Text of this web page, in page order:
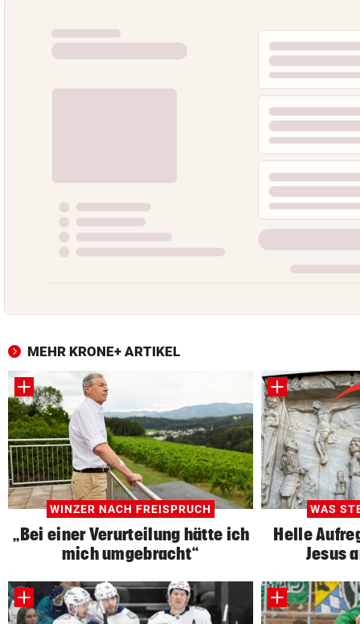
MEHR KRONE+ ARTIKEL
WINZER NACH FREISPRUCH
„Bei einer Verurteilung hätte ich
mich umgebracht“
WAS
Helle
Jesus